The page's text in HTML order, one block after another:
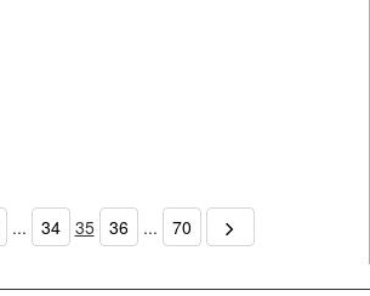
... 34 35 36 ... 70